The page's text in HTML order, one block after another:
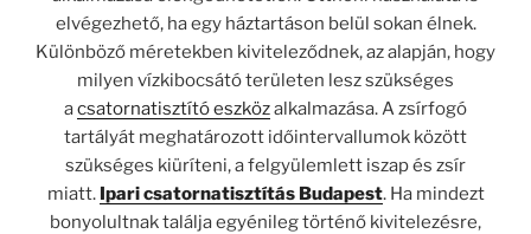
elvégezhető, ha egy háztartáson belül sokan élnek.
Különböző méretekben kiviteleződnek, az alapján, hogy
milyen vízkibocsátó területen lesz szükséges
acsatornatisztító eszközalkalmazása. A zsírfogó
tartályát meghatározott időintervallumok között
szükséges kiüríteni, a felgyülemlett iszap és zsír
miatt. Ipari csatornatisztítás Budapest. Ha mindezt
bonyolultnak találja egyénileg történő kivitelezésre,